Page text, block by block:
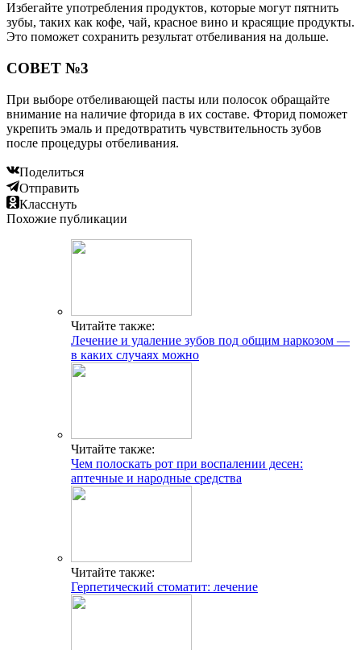
Избегайте употребления продуктов, которые могут пятнить
зубы, таких как кофе, чай, красное вино и красящие продукты.
Это поможет сохранить результат отбеливания на дольше.
СОВЕТ №3
При выборе отбеливающей пасты или полосок обращайте
внимание на наличие фторида в их составе. Фторид поможет
укрепить эмаль и предотвратить чувствительность зубов
после процедуры отбеливания.
Поделиться
Отправить
Класснуть
Похожие публикации
Читайте также:
Лечение и удаление зубов под общим наркозом —
в каких случаях можно
Читайте также:
Чем полоскать рот при воспалении десен:
аптечные и народные средства
Читайте также:
Герпетический стоматит: лечение